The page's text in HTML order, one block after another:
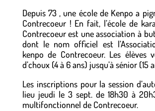
Depuis 73 , une école de Kenpo a
Contrecoeur ! En fait, l’école de
Contrecoeur est une association à
dont le nom officiel est
kenpo de Contrecoeur. Les élèves
d’choux (4 à 6 ans) jusqu’à sénior (15
Les inscriptions pour la session
lieu jeudi le 3 sept. de 18h30 à
multifonctionnel de Contrecoeur.